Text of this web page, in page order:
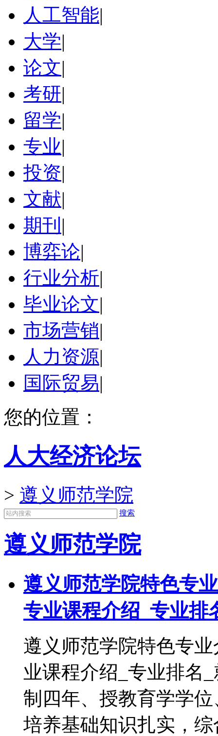
人工智能|
大学|
论文|
考研|
留学|
专业|
投资|
文献|
期刊 |
博弈论|
行业分析|
毕业论文|
市场营销|
人力资源|
国际贸易|
您的位置：
人大经济论坛
> 遵义师范学院
搜索
遵义师范学院
遵义师范学院特色专
专业课程介绍_专业排
遵义师范学院特色专
业课程介绍_专业排名
制四年、授教育学学
培养基础知识扎实，